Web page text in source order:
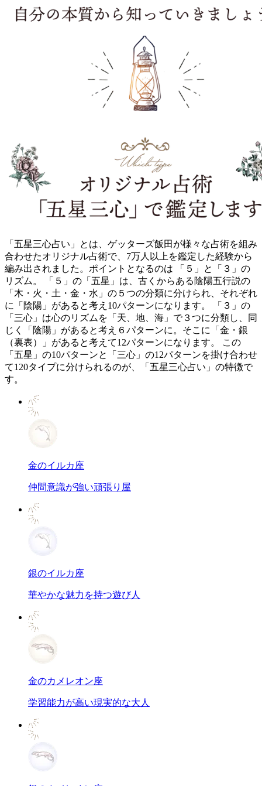
「五星三心占い」とは、ゲッターズ飯田が様々な占術を組み
合わせたオリジナル占術で、7万人以上を鑑定した経験から
編み出されました。ポイントとなるのは 「５」と「３」の
リズム。 「５」の「五星」は、古くからある陰陽五行説の
「木・火・土・金・水」の５つの分類に分けられ、それぞれ
に「陰陽」があると考え10パターンになります。 「３」の
「三心」は心のリズムを「天、地、海」で３つに分類し、同
じく「陰陽」があると考え６パターンに。そこに「金・銀
（裏表）」があると考えて12パターンになります。 この
「五星」の10パターンと「三心」の12パターンを掛け合わせ
て120タイプに分けられるのが、「五星三心占い」の特徴で
す。
金のイルカ座
仲間意識が強い頑張り屋
銀のイルカ座
華やかな魅力を持つ遊び人
金のカメレオン座
学習能力が高い現実的な大人